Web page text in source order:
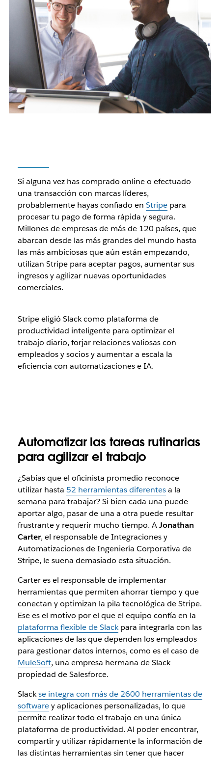
Si alguna vez has comprado online o efectuado
una transacción con marcas líderes,
probablemente hayas confiado en Stripepara
procesar tu pago de forma rápida y segura.
Millones de empresas de más de 120 países, que
abarcan desde las más grandes del mundo hasta
las más ambiciosas que aún están empezando,
utilizan Stripe para aceptar pagos, aumentar sus
ingresos y agilizar nuevas oportunidades
comerciales.
Stripe eligió Slack como plataforma de
productividad inteligente para optimizar el
trabajo diario, forjar relaciones valiosas con
empleados y socios y aumentar a escala la
eficiencia con automatizaciones e IA.
Automatizar las tareas rutinarias
para agilizar el trabajo
¿Sabías que el oficinista promedio reconoce
utilizar hasta 52 herramientas diferentesa la
semana para trabajar? Si bien cada una puede
aportar algo, pasar de una a otra puede resultar
frustrante y requerir mucho tiempo. AJonathan
Carter, el responsable de Integraciones y
Automatizaciones de Ingeniería Corporativa de
Stripe, le suena demasiado esta situación.
Carter es el responsable de implementar
herramientas que permiten ahorrar tiempo y que
conectan y optimizan la pila tecnológica de Stripe.
Ese es el motivo por el que el equipo confía en la
plataforma flexible de Slackpara integrarla con las
aplicaciones de las que dependen los empleados
para gestionar datos internos, como es el caso de
MuleSoft, una empresa hermana de Slack
propiedad de Salesforce.
Slackse integra con más de 2600 herramientas de
softwarey aplicaciones personalizadas, lo que
permite realizar todo el trabajo en una única
plataforma de productividad. Al poder encontrar,
compartir y utilizar rápidamente la información de
las distintas herramientas sin tener que hacer